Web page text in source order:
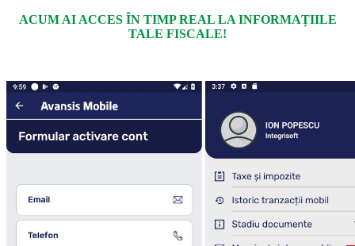
ACUM AI ACCES ÎN TIMP REAL LA INFORMAȚIILE
TALE FISCALE!